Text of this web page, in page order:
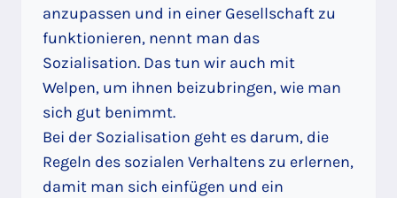
anzupassen und in einer Gesellschaft zu
funktionieren, nennt man das
Sozialisation. Das tun wir auch mit
Welpen, um ihnen beizubringen, wie man
sich gut benimmt.
Bei der Sozialisation geht es darum, die
Regeln des sozialen Verhaltens zu erlernen,
damit man sich einfügen und ein